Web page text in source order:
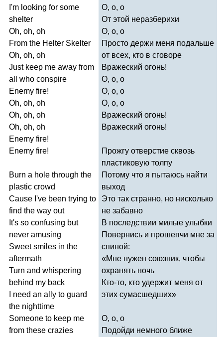
I'm looking for some
shelter
Oh, oh, oh
From the Helter Skelter
Oh, oh, oh
Just keep me away from
all
who conspire
Enemy fire!
Oh, oh, oh
Oh, oh, oh
Oh, oh, oh
Enemy fire!
Enemy fire!
Burn a hole through the
plastic crowd
Cause I've been trying to
find the way out
It's so confusing but
never amusing
Sweet smiles in the
aftermath
Turn and whispering
behind my back
need an ally to guard
the nighttime
Someone to keep me
from these crazies
О, о, о
От этой неразберихи
О, о, о
Просто держи меня подальше
от всех, кто в сговоре
Вражеский огонь!
О, о, о
О, о, о
О, о, о
Вражеский огонь!
Вражеский огонь!
Прожгу отверстие сквозь
пластиковую толпу
Потому что я пытаюсь найти
выход
Это так странно, но нисколько
не забавно
В последствии милые улыбки
Повернись и прошепчи мне за
спиной:
«Мне нужен союзник, чтобы
охранять ночь
Кто-то, кто удержит меня от
этих сумасшедших»
О, о, о
Подойди немного ближе